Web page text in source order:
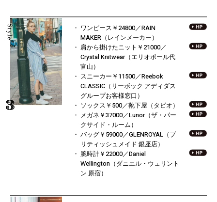
ワンピース￥24800／RAIN
MAKER（レインメーカー）
肩から掛けたニット￥21000／
Crystal Knitwear（エリオポール代
官山）
スニーカー￥11500／Reebok
CLASSIC （リーボック アディダス
グループお客様窓口）
ソックス￥500／靴下屋（タビオ）
メガネ￥37000／Lunor（ザ・パー
クサイド・ルーム）
バッグ￥59000／GLENROYAL （ブ
リティッシュメイド 銀座店）
腕時計￥22000／Daniel
Wellington （ダニエル・ウェリント
ン 原宿）